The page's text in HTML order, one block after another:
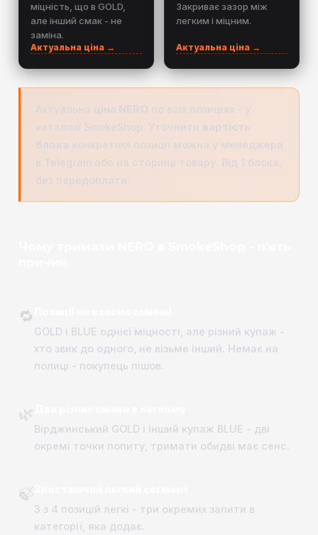
міцність, що в GOLD,
але інший смак - не
заміна.
Актуальна ціна →
Закриває зазор між
легким і міцним.
Актуальна ціна →
Актуальна ціна NERO по всіх позиціях - у
каталозі SmokeShop. Уточнити вартість
блока конкретної позиції можна у менеджера
в Telegram або на сторінці товару. Від 1 блока,
без передоплати.
🔁
GOLD і BLUE однієї міцності, але різний купаж -
хто звик до одного, не візьме інший. Немає на
полиці - покупець пішов.
🌿
Вірджинський GOLD і інший купаж BLUE - дві
окремі точки попиту, тримати обидві має сенс.
🍃
3 з 4 позицій легкі - три окремих запити в
категорії, яка додає.